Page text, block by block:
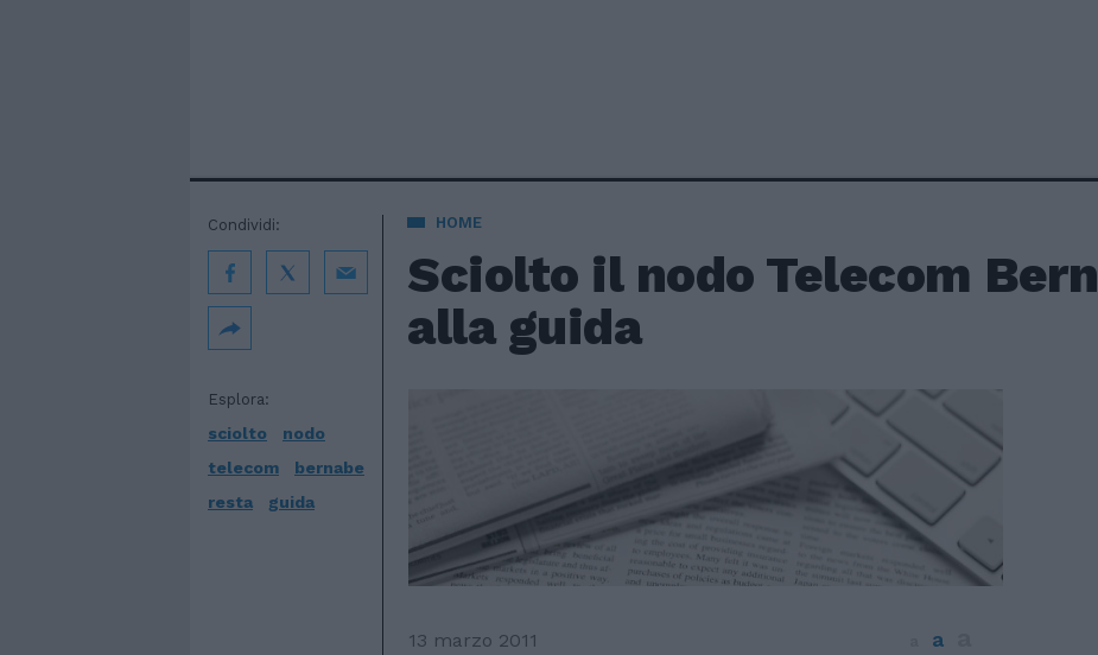
HOME
Sciolto il nodo Telecom
alla guida
Esplora:
sciolto
nodo
telecom
bernabe
resta
guida
Condividi:
13 marzo 2011 a